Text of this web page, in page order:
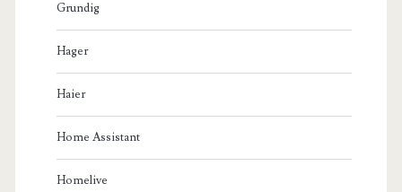
Grundig
Hager
Haier
Home Assistant
Homelive